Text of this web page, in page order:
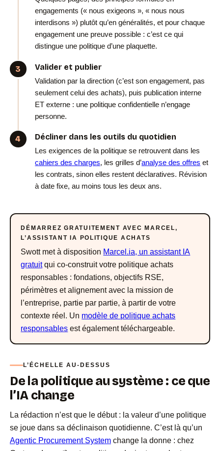
engagements (« nous exigeons », « nous nous
interdisons ») plutôt qu’en généralités, et pour chaque
engagement une preuve possible : c’est ce qui
distingue une politique d’une plaquette.
Valider et publier
Validation par la direction (c’est son engagement, pas
seulement celui des achats), puis publication interne
ET externe : une politique confidentielle n’engage
personne.
Décliner dans les outils du quotidien
Les exigences de la politique se retrouvent dans les
cahiers des charges, les grilles d’analyse des offres et
les contrats, sinon elles restent déclaratives. Révision
à date fixe, au moins tous les deux ans.
DÉMARREZ GRATUITEMENT AVEC MARCEL,
L’ASSISTANT IA POLITIQUE ACHATS
Swott met à disposition Marcel.ia, un assistant IA
gratuitqui co-construit votre politique achats
responsables : fondations, objectifs RSE,
périmètres et alignement avec la mission de
l’entreprise, partie par partie, à partir de votre
contexte réel. Un modèle de politique achats
responsables est également téléchargeable.
L’ÉCHELLE AU-DESSUS
De la politique au système : ce que
l’IA change
La rédaction n’est que le début : la valeur d’une politique
se joue dans sa déclinaison quotidienne. C’est là qu’un
Agentic Procurement System change la donne : chez